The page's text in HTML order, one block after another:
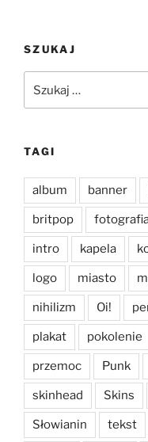
SZUKAJ
TAGI
album banner
britpop
intro kapela
logo miasto
nihilizm Oi!
plakat pokolenie
przemoc Punk
skinhead Skins
Słowianin tekst